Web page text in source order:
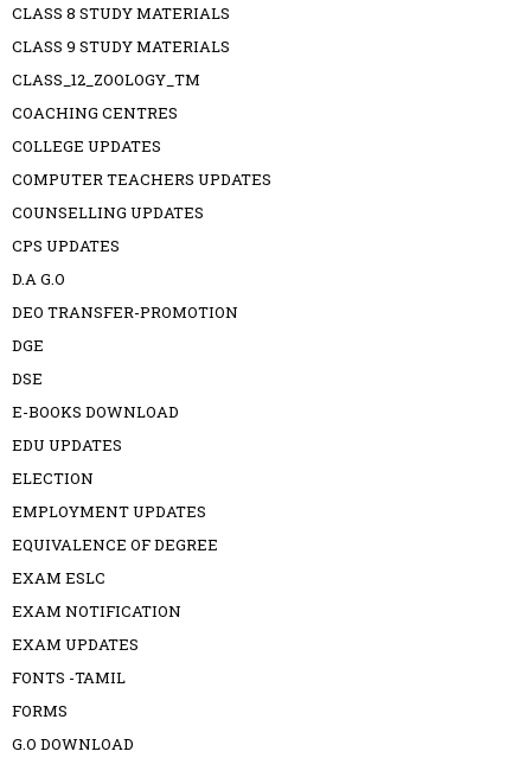
CLASS 8 STUDY MATERIALS
CLASS 9 STUDY MATERIALS
CLASS_12_ZOOLOGY_TM
COACHING CENTRES
COLLEGE UPDATES
COMPUTER TEACHERS UPDATES
COUNSELLING UPDATES
CPS UPDATES
D.A G.O
DEO TRANSFER-PROMOTION
DGE
DSE
E-BOOKS DOWNLOAD
EDU UPDATES
ELECTION
EMPLOYMENT UPDATES
EQUIVALENCE OF DEGREE
EXAM ESLC
EXAM NOTIFICATION
EXAM UPDATES
FONTS -TAMIL
FORMS
G.O DOWNLOAD